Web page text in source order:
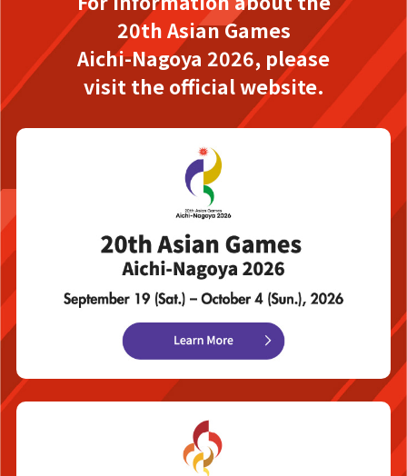
20th Asian Games
Aichi-Nagoya 2026, please
visit the official website.